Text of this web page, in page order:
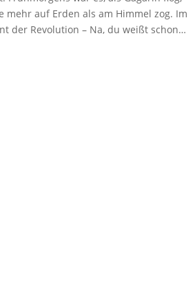
mehr auf Erden als am Himmel zog. Im
der Revolution – Na, du weißt schon…